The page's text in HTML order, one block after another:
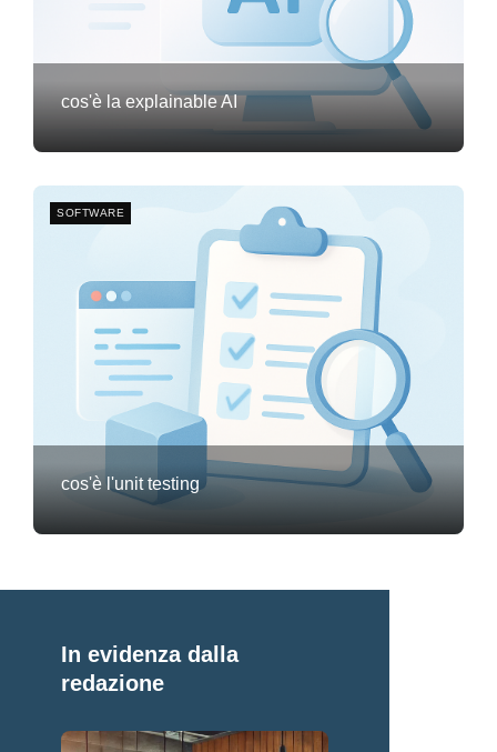
cos'è la explainable AI
cos'è l'unit testing
SOFTWARE
In evidenza dalla
redazione